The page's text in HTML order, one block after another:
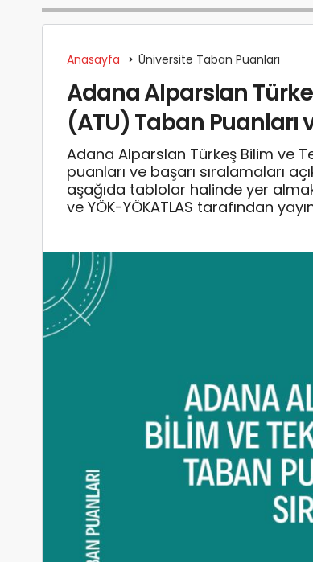
Anasayfa Üniversite Taban Puanları
Adana Alparslan
(ATU) Taban Puanları
Adana Alparslan Türkeş Bilim ve
puanları ve başarı sıralamaları
aşağıda tablolar halinde yer
ve YÖK-YÖKATLAS tarafından